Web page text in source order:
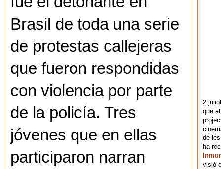
Brasil de toda una serie
de protestas callejeras
que fueron respondidas
con violencia por parte
de la policía. Tres
jóvenes que en ellas
participaron narran
2
que
de
ha
visió